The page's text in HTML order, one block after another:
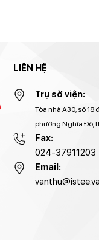
LIÊN HỆ
Trụ sở viện:
Tòa nhà A30, số
phường Nghĩa Đô,
Fax:
024-37911203
Email: